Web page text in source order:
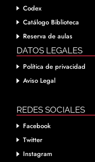
Codex
Catálogo Biblioteca
Reserva de aulas
DATOS LEGALES
Política de privacidad
Aviso Legal
REDES SOCIALES
Facebook
Twitter
Instagram